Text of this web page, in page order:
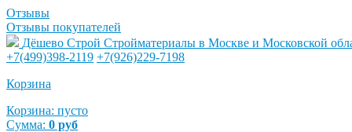
Отзывы
Отзывы покупателей
Дёшево Строй Стройматериалы в Москве и Московской
+7(499)398-2119 +7(926)229-7198
Корзина
Корзина: пусто
Сумма: 0 руб